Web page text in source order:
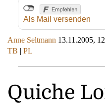
Als Mail versenden
Anne Seltmann 13.11.2005,
TB | PL
Quiche